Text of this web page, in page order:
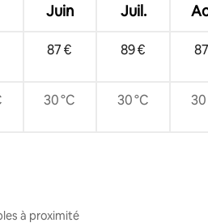
Juin Juil.
87 € 89 €
30 °C 30 °C 30
à proximité